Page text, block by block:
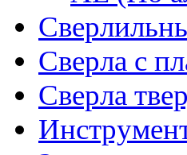
Сверла с
Сверла